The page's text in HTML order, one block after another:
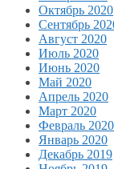
Октябрь 2020
Сентябрь
Август 2020
Июль 2020
Июнь 2020
Май 2020
Апрель 2020
Март 2020
Февраль 2020
Январь 2020
Декабрь 2019